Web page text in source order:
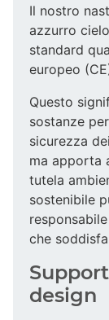
Il nostro
azzurro
standard
europeo
Questo
sostanze
sicurezza
ma apporta
tutela
sostenibile
che
design